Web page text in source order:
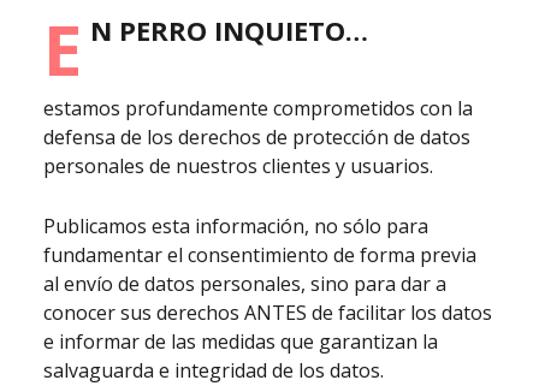
E n Perro Inquieto…
estamos profundamente comprometidos con la
defensa de los derechos de protección de datos
personales de nuestros clientes y usuarios.
Publicamos esta información, no sólo para
fundamentar el consentimiento de forma previa
al envío de datos personales, sino para dar a
conocer sus derechos ANTES de facilitar los datos
e informar de las medidas que garantizan la
salvaguarda e integridad de los datos.